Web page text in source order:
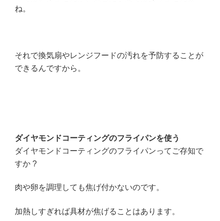
ね。
それで換気扇やレンジフードの汚れを予防することが
できるんですから。
ダイヤモンドコーティングのフライパンを使う
ダイヤモンドコーティングのフライパンってご存知で
すか ?
肉や卵を調理しても焦げ付かないのです。
加熱しすぎれば具材が焦げることはあります。